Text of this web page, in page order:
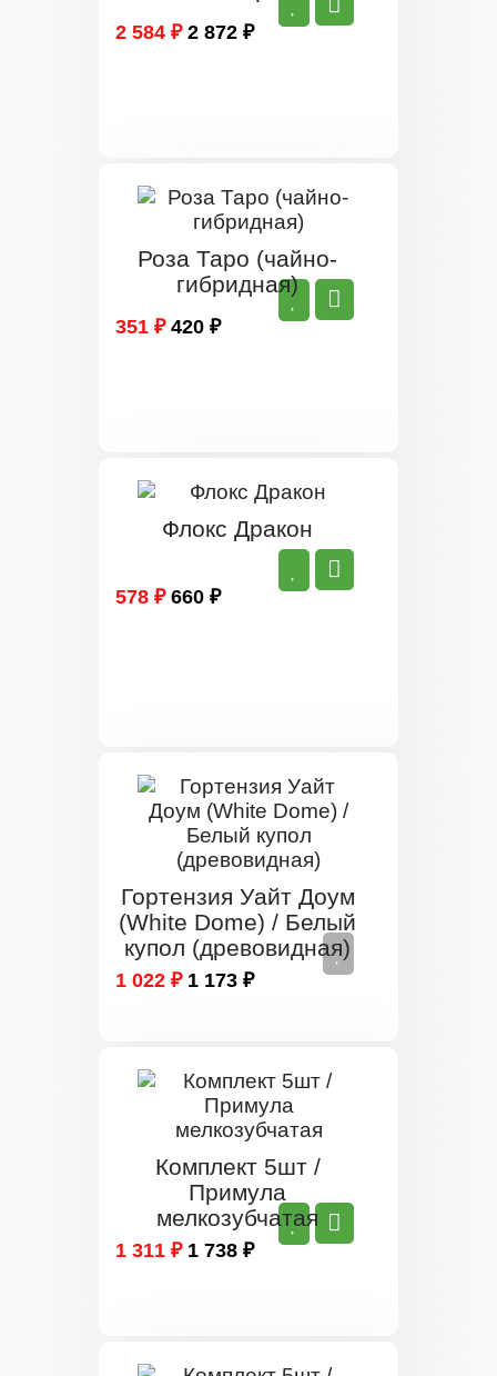
2 584 ₽ 2 872 ₽
Роза Таро (чайно-
гибридная)
351 ₽ 420 ₽
Флокс Дракон
578 ₽ 660 ₽
Гортензия Уайт Доум
(White Dome) / Белый
купол (древовидная)
1 022 ₽ 1 173 ₽
Комплект 5шт /
Примула
мелкозубчатая
1 311 ₽ 1 738 ₽